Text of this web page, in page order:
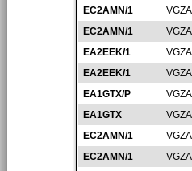
EC2AMN/1
EC2AMN/1
EA2EEK/1
EA2EEK/1
EA1GTX/P
EA1GTX
EC2AMN/1
EC2AMN/1